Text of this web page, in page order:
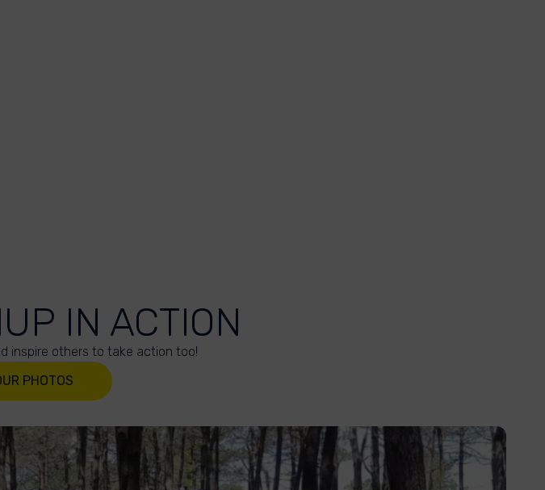
IN ACTION
inspire others to take action too!
PHOTOS